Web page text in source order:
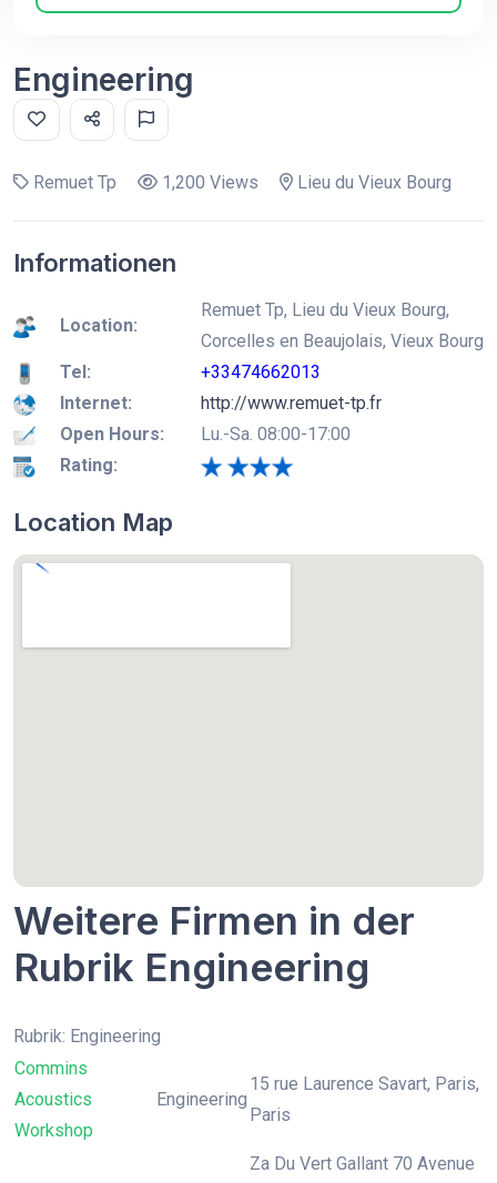
Engineering
Remuet Tp 1,200 Views Lieu du Vieux Bourg
Informationen
Location:
Remuet Tp, Lieu du Vieux Bourg,
Corcelles en Beaujolais, Vieux Bourg
Tel:
+33474662013
Internet:
http://www.remuet-tp.fr
Open Hours:
Lu.-Sa. 08:00-17:00
Rating:
Location Map
Weitere Firmen in der
Rubrik Engineering
Rubrik: Engineering
Commins
Acoustics
Workshop
Engineering
15 rue Laurence Savart, Paris,
Paris
Za Du Vert Gallant 70 Avenue